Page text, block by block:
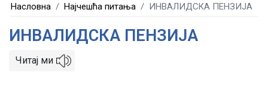
Насловна Најчешћа питања ИНВАЛИДСКА ПЕНЗИЈА
ИНВАЛИДСКА ПЕНЗИЈА
Читај ми